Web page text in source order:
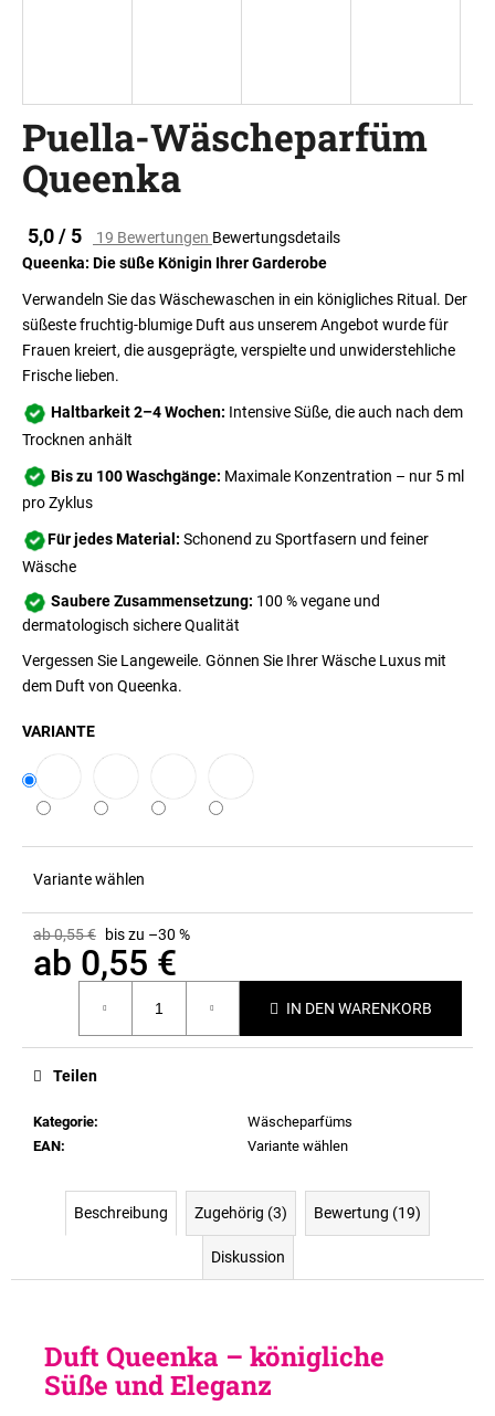
Puella-Wäscheparfüm
Queenka
Die
durchschnittliche
Produktbewertung
ist
5,0
5
Sternen.
5,0 / 5 19 Bewertungen Bewertungsdetails
Queenka: Die süße Königin Ihrer Garderobe
Verwandeln Sie das Wäschewaschen in ein königliches Ritual. Der
süßeste fruchtig-blumige Duft aus unserem Angebot wurde für
Frauen kreiert, die ausgeprägte, verspielte und unwiderstehliche
Frische lieben.
Haltbarkeit 2–4 Wochen: Intensive Süße, die auch nach dem
Trocknen anhält
Bis zu 100 Waschgänge: Maximale Konzentration – nur 5 ml
pro Zyklus
Für jedes Material: Schonend zu Sportfasern und feiner
Wäsche
Saubere Zusammensetzung: 100 % vegane und
dermatologisch sichere Qualität
Vergessen Sie Langeweile. Gönnen Sie Ihrer Wäsche Luxus mit
dem Duft von Queenka.
VARIANTE
Variante wählen
ab 0,55 € bis zu –30 %
ab 0,55 €
IN DEN WARENKORB
Kategorie:
Wäscheparfüms
EAN: Variante wählen
Teilen
Beschreibung Zugehörig (3) Bewertung (19)
Diskussion
Duft Queenka – königliche
Süße und Eleganz
W
r
e
m
p
f
e
h
l
e
n